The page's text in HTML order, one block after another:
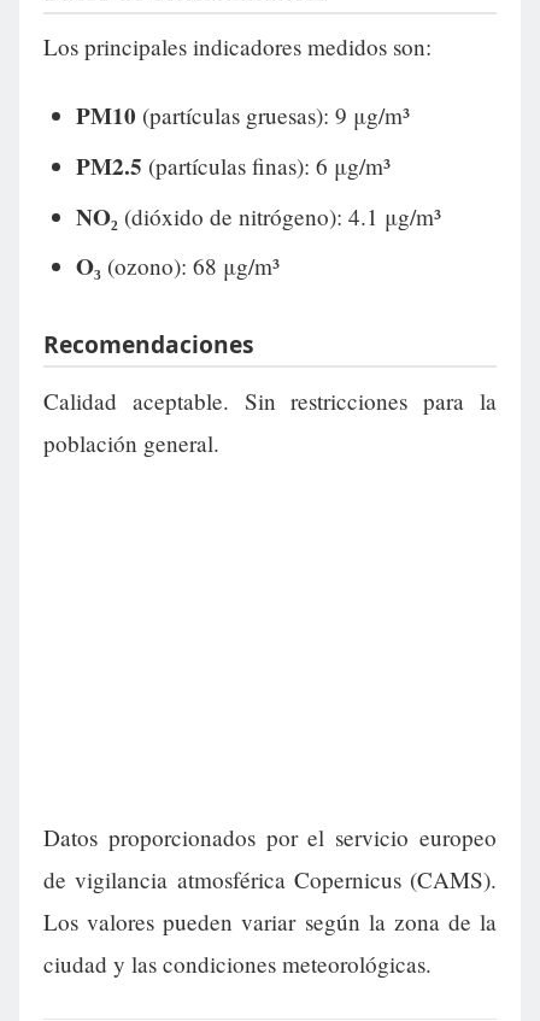
Los principales indicadores medidos son:
PM10 (partículas gruesas): 9 μg/m³
PM2.5 (partículas finas): 6 μg/m³
NO₂ (dióxido de nitrógeno): 4.1 μg/m³
O₃ (ozono): 68 μg/m³
Recomendaciones
Calidad aceptable. Sin restricciones para la
población general.
Datos proporcionados por el servicio europeo
de vigilancia atmosférica Copernicus (CAMS).
Los valores pueden variar según la zona de la
ciudad y las condiciones meteorológicas.